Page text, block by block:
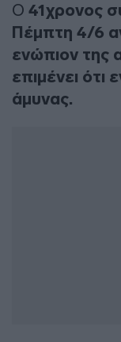
Ο 41χρονος
Πέμπτη 4/6
ενώπιον της
επιμένει
άμυνας.